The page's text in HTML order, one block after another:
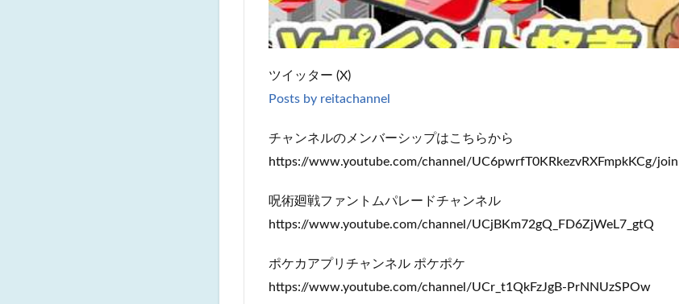
ツイッター (X)
Posts by reitachannel
チャンネルのメンバーシップはこちらから
https://www.youtube.com/channel/UC6pwrfT0KRkezvRXFmpkKCg/join
呪術廻戦ファントムパレードチャンネル
https://www.youtube.com/channel/UCjBKm72gQ_FD6ZjWeL7_gtQ
ポケカアプリチャンネル ポケポケ
https://www.youtube.com/channel/UCr_t1QkFzJgB-PrNNUzSPOw